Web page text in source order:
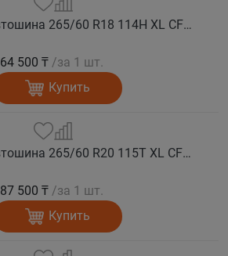
COMFORSER Автошина 265/60 R18 114H XL CF1100 RWL лето
64 500 ₸ /за 1 шт.
Купить
COMFORSER Автошина 265/60 R20 115T XL CF1100 RWL лето
87 500 ₸ /за 1 шт.
Купить